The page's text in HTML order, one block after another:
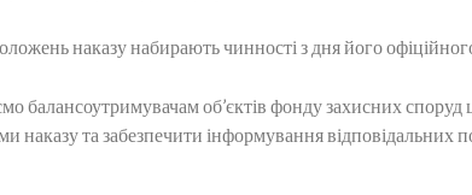
наказу набирають чинності з дня його
балансоутримувачам об’єктів фонду захисних споруд
наказу та забезпечити інформування відповідальних